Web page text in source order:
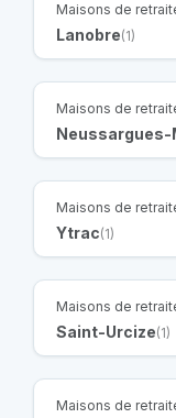
Maisons de
Lanobre(1)
Maisons de
Neussargues-
Maisons de
Ytrac(1)
Maisons de
Saint-Urcize(1)
Maisons de